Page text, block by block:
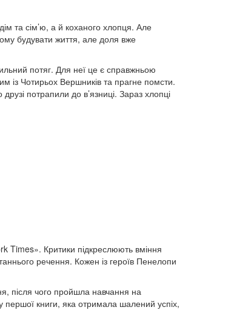
та сім’ю, а й коханого хлопця. Але
будувати життя, але доля вже
потяг. Для неї це є справжньою
із Чотирьох Вершників та прагне помсти.
потрапили до в’язниці. Зараз хлопці
Times». Критики підкреслюють вміння
речення. Кожен із героїв Пенелопи
після чого пройшла навчання на
першої книги, яка отримала шалений успіх,